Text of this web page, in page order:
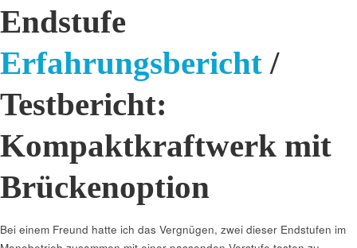
Endstufe
Erfahrungsbericht /
Testbericht:
Kompaktkraftwerk mit
Brückenoption
Bei einem Freund hatte ich das Vergnügen, zwei dieser Endstufen im